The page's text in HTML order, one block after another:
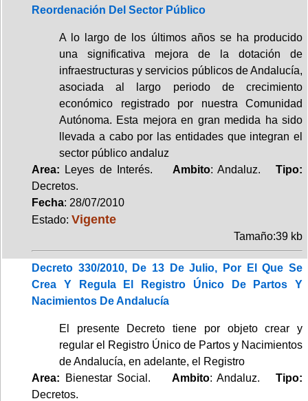
Reordenación Del Sector Público
A lo largo de los últimos años se ha producido
una significativa mejora de la dotación de
infraestructuras y servicios públicos de Andalucía,
asociada al largo periodo de crecimiento
económico registrado por nuestra Comunidad
Autónoma. Esta mejora en gran medida ha sido
llevada a cabo por las entidades que integran el
sector público andaluz
Area: Leyes de Interés. Ambito: Andaluz.Tipo:
Decretos.
Fecha: 28/07/2010
Estado: Vigente
Tamaño:39 kb
Decreto 330/2010, De 13 De Julio, Por El Que Se
Crea Y Regula El Registro Único De Partos Y
Nacimientos De Andalucía
El presente Decreto tiene por objeto crear y
regular el Registro Único de Partos y Nacimientos
de Andalucía, en adelante, el Registro
Area: Bienestar Social. Ambito: Andaluz.Tipo:
Decretos.